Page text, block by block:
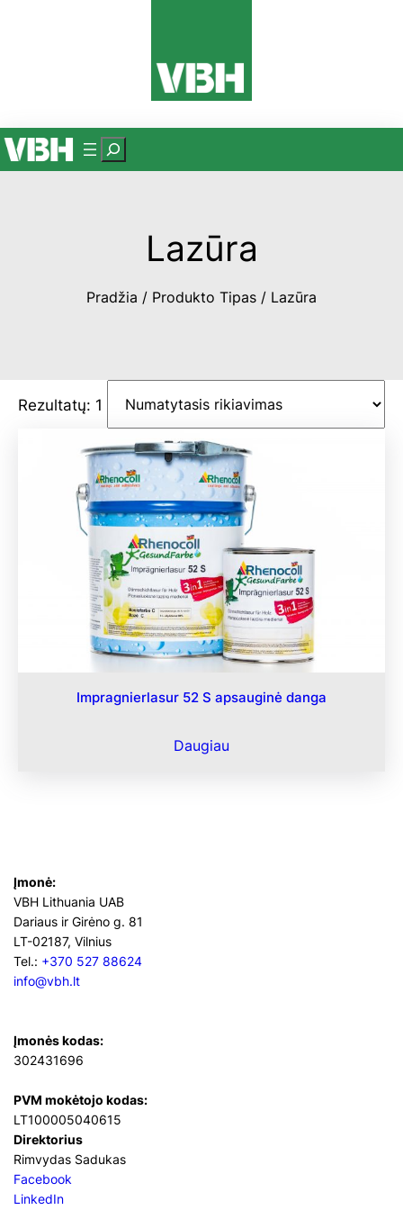
P
a
a
Lazūra
Pradžia / Produkto Tipas / Lazūra
Rezultatų: 1
Impragnierlasur 52 S apsauginė danga
Daugiau
Įmonė:
VBH Lithuania UAB
Dariaus ir Girėno g. 81
LT-02187, Vilnius
Tel.: +370 527 88624
info@vbh.lt
Įmonės kodas:
302431696
PVM mokėtojo kodas:
LT100005040615
Direktorius
Rimvydas Sadukas
Facebook
LinkedIn